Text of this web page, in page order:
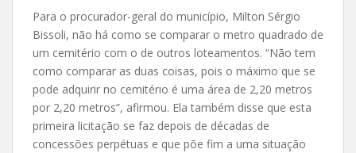
Para o procurador-geral do município, Milton Sérgio
Bissoli, não há como se comparar o metro quadrado de
um cemitério com o de outros loteamentos. “Não tem
como comparar as duas coisas, pois o máximo que se
pode adquirir no cemitério é uma área de 2,20 metros
por 2,20 metros”, afirmou. Ela também disse que esta
primeira licitação se faz depois de décadas de
concessões perpétuas e que põe fim a uma situação